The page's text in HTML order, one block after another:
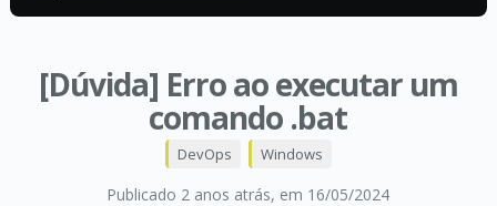
[Dúvida] Erro ao executar um
comando .bat
Publicado 2 anos atrás, em 16/05/2024
DevOps Windows